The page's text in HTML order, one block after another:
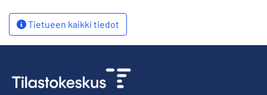
Tietueen kaikki tiedot